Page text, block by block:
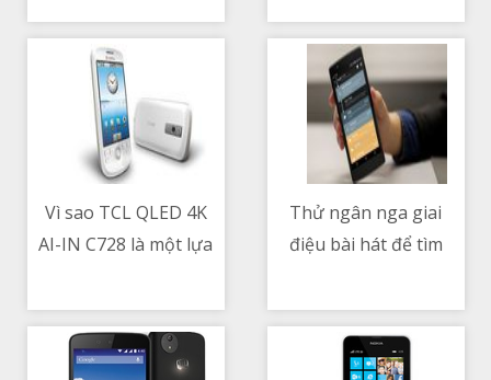
mắt cô vợ khó tính
Vì sao TCL QLED 4K
AI-IN C728 là một lựa
nghiệm chơi game
Thử ngân nga giai
điệu bài hát để tìm